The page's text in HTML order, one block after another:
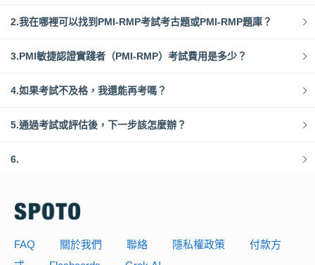
2.我在哪裡可以找到PMI-RMP考試考古題或PMI-RMP題庫？
3.PMI敏捷認證實踐者（PMI-RMP）考試費用是多少？
4.如果考試不及格，我還能再考嗎？
5.通過考試或評估後，下一步該怎麼辦？
6.
FAQ 關於我們 聯絡 隱私權政策
付款方